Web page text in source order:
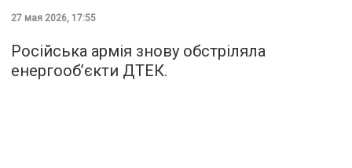
27 мая 2026, 17:55
Російська армія знову обстріляла
енергообʼєкти ДТЕК.